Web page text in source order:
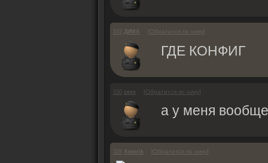
ДИМА [Обратится по нику ]
ГДЕ КОНФИГ
zevs [Обратится по нику]
а у меня
Anterik [Обратится по нику ]